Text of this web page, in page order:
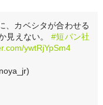
、カベシタが合わせる
見えない。 #短パン社
ywtRjYpSm4